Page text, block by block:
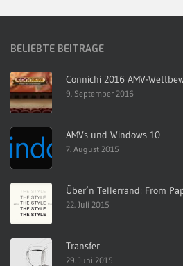
BELIEBTE BEITRÄGE
Connichi 2016 AMV-
9. September 2016
AMVs und Windows 10
7. August 2015
Über’n Tellerrand: From
22. Juli 2015
Transfer
29. Juni 2015